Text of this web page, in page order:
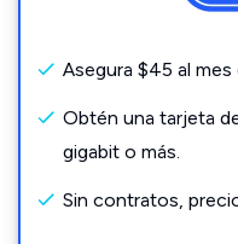
Asegura $45 al
Obtén una tarjeta
gigabit o más.
Sin contratos,